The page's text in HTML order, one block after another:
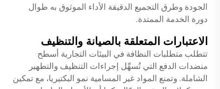
الجودة وطرق التجميع الدقيقة الأداء الموثوق به طوال
دورة الخدمة الممتدة.
الاعتبارات المتعلقة بالصيانة والتنظيف
تتطلب متطلبات النظافة في البيئات التجارية أسطح
منضدات الدفع التي تُسهِّل إجراءات التنظيف والتطهير
الشاملة. وتمنع المواد غير المسامية نمو البكتيريا، مع تمكين